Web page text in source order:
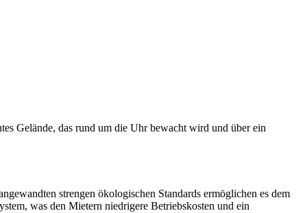
Gelände, das rund um die Uhr bewacht wird und über ein
strengen ökologischen Standards ermöglichen es dem
was den Mietern niedrigere Betriebskosten und ein